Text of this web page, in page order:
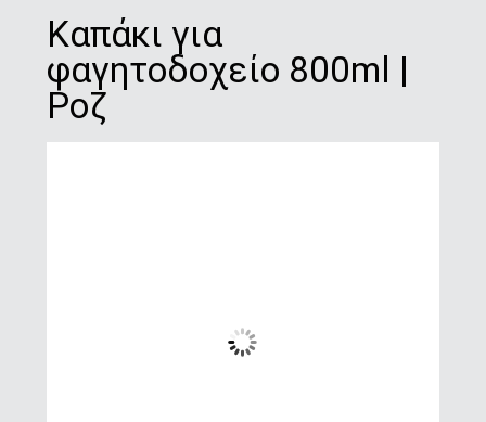
Καπάκι για
φαγητοδοχείο 800ml |
Ροζ